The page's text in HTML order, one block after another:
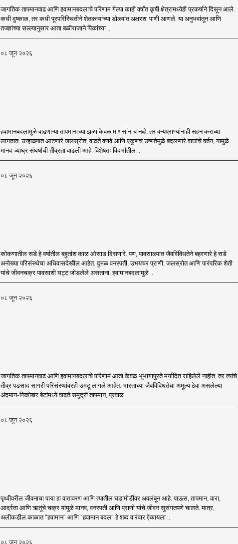
जागतिक तापमानवाढ आणि हवामानबदलाचे परिणाम गेल्या काही वर्षांत कृषी क्षेत्रामध्येही प्रकर्षाने दिसून आले.
कधी दुष्काळ, तर कधी पूरपरिस्थितीने शेतकऱ्यांच्या डोळ्यांत अक्षरश: पाणी आणले. या अनुभवांतून आणि
तज्ज्ञांच्या सल्ल्यानुसार आता बळीराजाने पिकांच्या ..
०८ जून २०२६
हवामानबदलामुळे वाढणाऱ्या तापमानाच्या झळा केवळ माणसांनाच नव्हे, तर वन्यप्राण्यांनाही सहन कराव्या
लागतात. उन्हाळ्यात आटणारे जलस्रोत, वाढते वणवे आणि एकूणच उष्णतेमुळे बदलणारे वाघांचे वर्तन, यामुळे
मानव-व्याघ्र संघर्षाची तीव्रता वाढली आहे. विशेषतः विदर्भातील ..
०८ जून २०२६
कोकणातील सडे हे वर्षातील बहुतांश काळ ओसाड दिसणारे. पण, पावसाळ्यात जैवविविधतेने बहरणारे हे सडे
अनोख्या परिसंस्थेचा अधिवासदेखील आहेत. दुमळ वनस्पती, उभयचर प्राणी, जलस्रोत आणि पारंपरिक शेती
यांचे जीवनचक्र पावसाशी घट्ट जोडलेले असताना, हवामानबदलामुळे ..
०८ जून २०२६
जागतिक तापमानवाढ आणि हवामानबदलाचे परिणाम आता केवळ भूभागापुरते मर्यादित राहिलेले नाहीत; तर त्यांचे
तीव्र पडसाद सागरी परिसंस्थांवरही उमटू लागले आहेत. भारताच्या जैवविविधतेचा अमूल्य ठेवा असलेल्या
अंदमान-निकोबार बेटांमध्ये वाढते समुद्री तापमान, प्रवाळ ..
०८ जून २०२६
पृथ्वीवरील जीवनाचा पाया हा वातावरण आणि त्यातील घडामोडींवर अवलंबून आहे. पाऊस, तापमान, वारा,
आर्द्रता आणि ऋतूंचे चक्र यांमुळे मानव, वनस्पती आणि प्राणी यांचे जीवन सुसंगतपणे चालते. मात्र,
अलीकडील काळात “हवामान“ आणि “हवामान बदल“ हे शब्द वारंवार ऐकायला ..
०८ जून २०२६